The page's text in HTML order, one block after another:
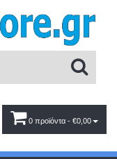
0 προϊόντα - €0,00